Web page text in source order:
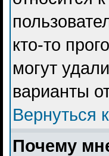
кто-то
могут
варианты
Вернуться
Почему